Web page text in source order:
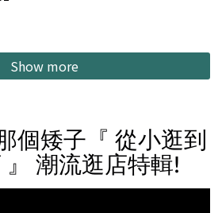
T-
Show more
個矮子『 從小逛到
』 潮流逛店特輯!